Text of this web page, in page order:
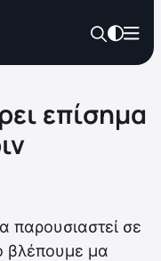
επίσημα
παρουσιαστεί σε
βλέπουμε μα